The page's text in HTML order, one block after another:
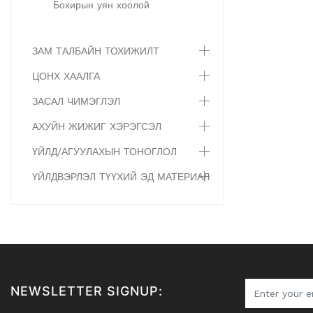
Бохирын уян хоолой
ЗАМ ТАЛБАЙН ТОХИЖИЛТ
ЦОНХ ХААЛГА
ЗАСАЛ ЧИМЭГЛЭЛ
АХУЙН ЖИЖИГ ХЭРЭГСЭЛ
ҮЙЛД/АГУУЛАХЫН ТОНОГЛОЛ
ҮЙЛДВЭРЛЭЛ ТҮҮХИЙ ЭД МАТЕРИАЛ
NEWSLETTER SIGNUP: